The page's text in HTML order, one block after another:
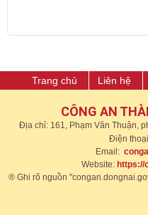
Trang chủ Liên hệ
CÔNG AN
Địa chỉ: 161, Phạm Văn Thuận,
Điện
Email:
Website: https://
® Ghi rõ nguồn